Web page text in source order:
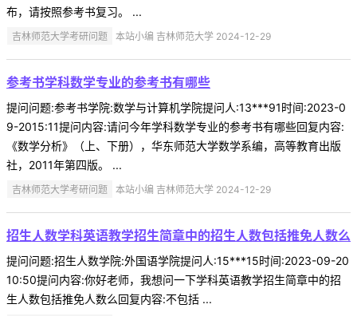
布，请按照参考书复习。 ...
吉林师范大学考研问题 本站小编 吉林师范大学 2024-12-29
参考书学科数学专业的参考书有哪些
提问问题:参考书学院:数学与计算机学院提问人:13***91时间:2023-0
9-2015:11提问内容:请问今年学科数学专业的参考书有哪些回复内容:
《数学分析》（上、下册），华东师范大学数学系编，高等教育出版
社，2011年第四版。 ...
吉林师范大学考研问题 本站小编 吉林师范大学 2024-12-29
招生人数学科英语教学招生简章中的招生人数包括推免人数么
提问问题:招生人数学院:外国语学院提问人:15***15时间:2023-09-20
10:50提问内容:你好老师，我想问一下学科英语教学招生简章中的招
生人数包括推免人数么回复内容:不包括 ...